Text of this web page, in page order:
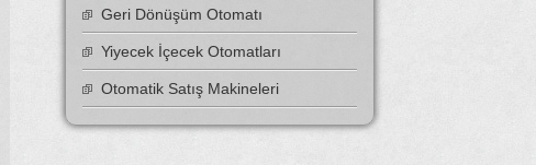
Geri Dönüşüm Otomatı
Yiyecek İçecek Otomatları
Otomatik Satış Makineleri